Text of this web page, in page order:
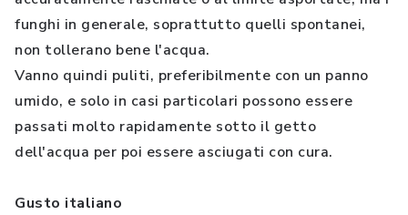
funghi in generale, soprattutto quelli spontanei,
non tollerano bene l'acqua.
Vanno quindi puliti, preferibilmente con un panno
umido, e solo in casi particolari possono essere
passati molto rapidamente sotto il getto
dell'acqua per poi essere asciugati con cura.
Gusto italiano